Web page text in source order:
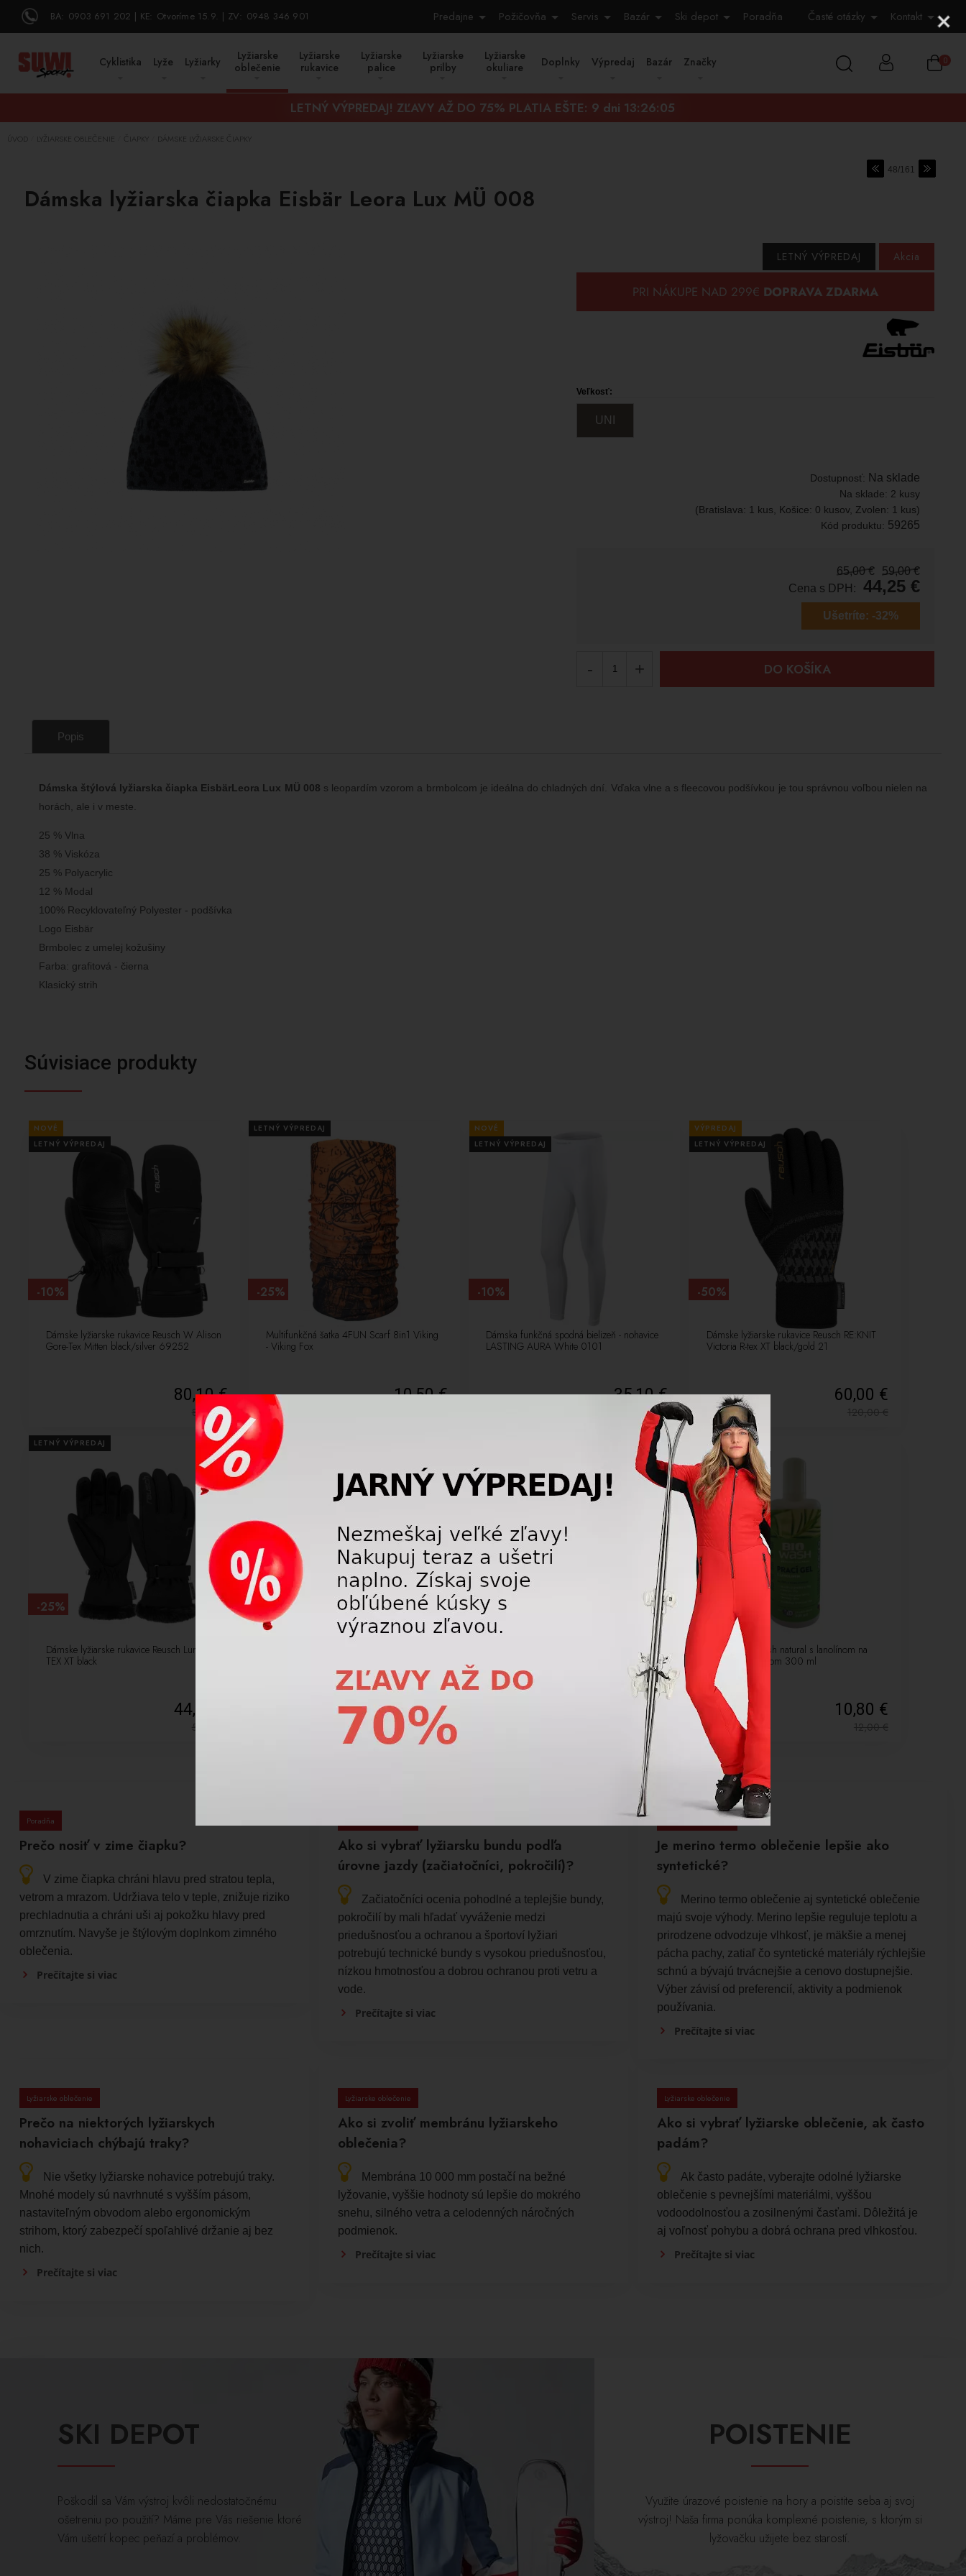
BA: 0903 691 202 KE: Otvoríme 15.9. ZV: 0948 346 901
0
Predajne Požičovňa Servis Bazár Ski depot Poradňa Časté otázky Kontakt
Cyklistika Lyže Lyžiarky
Lyžiarske
oblečenie
Lyžiarske
rukavice
Lyžiarske
palice
Lyžiarske
prilby
Lyžiarske
okuliare
Doplnky Výpredaj Bazár Značky
LETNÝ VÝPREDAJ! ZĽAVY AŽ DO 75% PLATIA EŠTE: 9 dni 13:26:04
ÚVOD LYŽIARSKE OBLEČENIE ČIAPKY DÁMSKE LYŽIARSKE ČIAPKY
48/161
Dámska lyžiarska čiapka Eisbär Leora Lux MÜ 008
Akcia
LETNÝ VÝPREDAJ
Veľkosť:
UNI
Dostupnosť: Na sklade
Na sklade: 2 kusy
(Bratislava: 1 kus, Košice: 0 kusov, Zvolen: 1 kus)
Kód produktu: 59265
65,00€ 59,00€
Cena s DPH:
44,25 €
Ušetríte: -32%
- + DO KOŠÍKA
Popis
Dámska štýlová lyžiarska čiapka EisbärLeora Lux MÜ 008 s leopardím vzorom a brmbolcom je ideálna do chladných dní. Vďaka vlne a s fleecovou podšívkou je tou správnou voľbou nielen na
horách, ale i v meste.
25 % Vlna
38 % Viskóza
25 % Polyacrylic
12 % Modal
100% Recyklovateľný Polyester - podšívka
Logo Eisbär
Brmbolec z umelej kožušiny
Farba: grafitová - čierna
Klasický strih
Súvisiace produkty
NOVÉ
LETNÝ VÝPREDAJ
Dámske lyžiarske rukavice Reusch W Alison
Gore-Tex Mitten black/silver 69252
80,10 €
89,00€
-10%
LETNÝ VÝPREDAJ
Multifunkčná šatka 4FUN Scarf 8in1 Viking
- Viking Fox
10,50 €
-25%
NOVÉ
LETNÝ VÝPREDAJ
Dámska funkčná spodná bielizeň - nohavice
LASTING AURA White 0101
35,10 €
39,00€
-10%
VÝPREDAJ
LETNÝ VÝPREDAJ
Dámske lyžiarske rukavice Reusch RE:KNIT
Victoria R-tex XT black/gold 21
60,00 €
120,00€
-50%
LETNÝ VÝPREDAJ
Dámske lyžiarske rukavice Reusch Luna R-
TEX XT black
44,25 €
59,00
-25%
VÝPREDAJ
LETNÝ VÝPREDAJ
47,25 €
90,00€
-48%
10,50 €
14,00
-25%
NOVÉ
LETNÝ VÝPREDAJ
Prací gél Biowash natural s lanolínom na
vlnu s rozmarínom 300 ml
10,80 €
12,00€
-10%
Poradňa
Prečo nosiť v zime čiapku?
V zime čiapka chráni hlavu pred stratou tepla,
vetrom a mrazom. Udržiava telo v teple, znižuje riziko
prechladnutia a chráni uši aj pokožku hlavy pred
omrznutím. Navyše je štýlovým doplnkom zimného
oblečenia.
Prečítajte si viac
Ako si vybrať lyžiarsku bundu podľa
úrovne jazdy (začiatočníci, pokročilí)?
Začiatočníci ocenia pohodlné a teplejšie bundy,
pokročilí by mali hľadať vyváženie medzi
priedušnosťou a ochranou a športoví lyžiari
potrebujú technické bundy s vysokou priedušnosťou,
nízkou hmotnosťou a dobrou ochranou proti vetru a
vode.
Prečítajte si viac
Je merino termo oblečenie lepšie ako
syntetické?
Merino termo oblečenie aj syntetické oblečenie
majú svoje výhody. Merino lepšie reguluje teplotu a
prirodzene odvodzuje vlhkosť, je mäkšie a menej
pácha pachy, zatiaľ čo syntetické materiály rýchlejšie
schnú a bývajú trvácnejšie a cenovo dostupnejšie.
Výber závisí od preferencií, aktivity a podmienok
používania.
Prečítajte si viac
Lyžiarske oblečenie
Prečo na niektorých lyžiarskych
nohaviciach chýbajú traky?
Nie všetky lyžiarske nohavice potrebujú traky.
Mnohé modely sú navrhnuté s vyšším pásom,
nastaviteľným obvodom alebo ergonomickým
strihom, ktorý zabezpečí spoľahlivé držanie aj bez
nich.
Prečítajte si viac
Lyžiarske oblečenie
Ako si zvoliť membránu lyžiarskeho
oblečenia?
Membrána 10 000 mm postačí na bežné
lyžovanie, vyššie hodnoty sú lepšie do mokrého
snehu, silného vetra a celodenných náročných
podmienok.
Prečítajte si viac
Lyžiarske oblečenie
Ako si vybrať lyžiarske oblečenie, ak často
padám?
Ak často padáte, vyberajte odolné lyžiarske
oblečenie s pevnejšími materiálmi, vyššou
vodoodolnosťou a zosilnenými časťami. Dôležitá je
aj voľnosť pohybu a dobrá ochrana pred vlhkosťou.
Prečítajte si viac
SKI DEPOT
Poškodil sa Vám výstroj kvôli nedostatočnému
ošetreniu po použití? Máme pre Vás riešenie ktoré
Vám ušetrí kopec peňazí a problémov.
POISTENIE
Využite úrazové poistenie na hory a poistite seba aj svoj
výstroj! Naša firma ponúka komplexné poistenie, s ktorým si
lyžovačku užijete bez starostí.